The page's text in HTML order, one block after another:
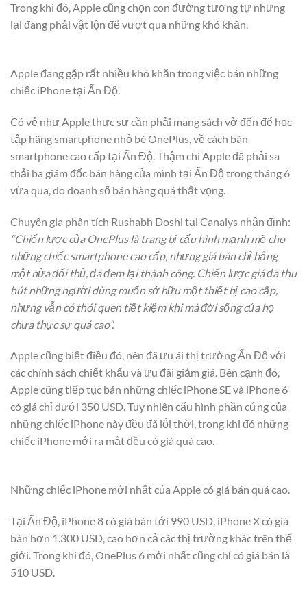
Trong khi đó, Apple cũng chọn con đường tương tự nhưng
lại đang phải vật lộn để vượt qua những khó khăn.
Apple đang gặp rất nhiều khó khăn trong việc bán những
chiếc iPhone tại Ấn Độ.
Có vẻ như Apple thực sự cần phải mang sách vở đến để học
tập hãng smartphone nhỏ bé OnePlus, về cách bán
smartphone cao cấp tại Ấn Độ. Thậm chí Apple đã phải sa
thải ba giám đốc bán hàng của mình tại Ấn Độ trong tháng 6
vừa qua, do doanh số bán hàng quá thất vọng.
Chuyên gia phân tích Rushabh Doshi tại Canalys nhận định:
“Chiến lược của OnePlus là trang bị cấu hình mạnh mẽ cho
những chiếc smartphone cao cấp, nhưng giá bán chỉ bằng
một nửa đối thủ, đã đem lại thành công. Chiến lược giá đã thu
hút những người dùng muốn sở hữu một thiết bị cao cấp,
nhưng vẫn có thói quen tiết kiệm khi mà đời sống của họ
chưa thực sự quá cao”.
Apple cũng biết điều đó, nên đã ưu ái thị trường Ấn Độ với
các chính sách chiết khấu và ưu đãi giảm giá. Bên cạnh đó,
Apple cũng tiếp tục bán những chiếc iPhone SE và iPhone 6
có giá chỉ dưới 350 USD. Tuy nhiên cấu hình phần cứng của
những chiếc iPhone này đều đã lỗi thời, trong khi đó những
chiếc iPhone mới ra mắt đều có giá quá cao.
Những chiếc iPhone mới nhất của Apple có giá bán quá cao.
Tại Ấn Độ, iPhone 8 có giá bán tới 990 USD, iPhone X có giá
bán hơn 1.300 USD, cao hơn cả các thị trường khác trên thế
giới. Trong khi đó, OnePlus 6 mới nhất cũng chỉ có giá bán là
510 USD.